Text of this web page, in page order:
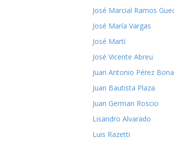
José Marcial Ramos
José María Vargas
José Martí
José Vicente Abreu
Juan Antonio Pérez
Juan Bautista Plaza
Juan German Roscio
Lisandro Alvarado
Luis Razetti